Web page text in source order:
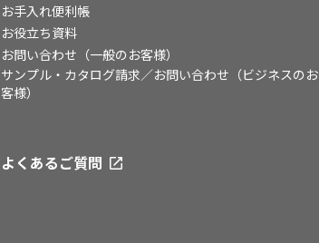
お手入れ便利帳
お役立ち資料
お問い合わせ（一般のお客様）
サンプル・カタログ請求／お問い合わせ（ビジネスのお
客様）
よくあるご質問